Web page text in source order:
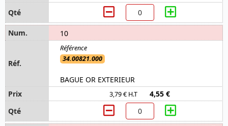
10
34.00821.000
BAGUE OR EXTERIEUR
3,79 € H.T 4,55 €